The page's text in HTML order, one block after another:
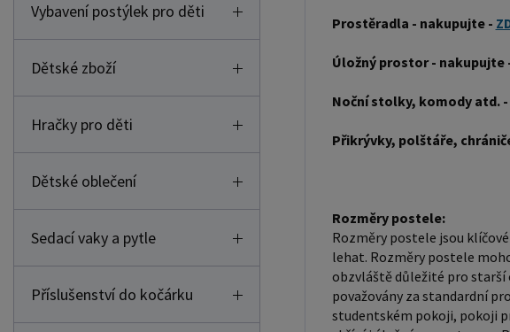
Vybavení postýlek pro děti
Dětské zboží
Hračky pro děti
Dětské oblečení
Sedací vaky a pytle
Příslušenství do kočárku
Prostěradla - nakupujte -
Úložný prostor - nakupujte
Noční stolky, komody atd.
Přikrývky, polštáře,
Rozměry postele:
Rozměry postele jsou
lehat. Rozměry postele
obzvláště důležité pro starší
považovány za standardní
studentském pokoji, pokoji